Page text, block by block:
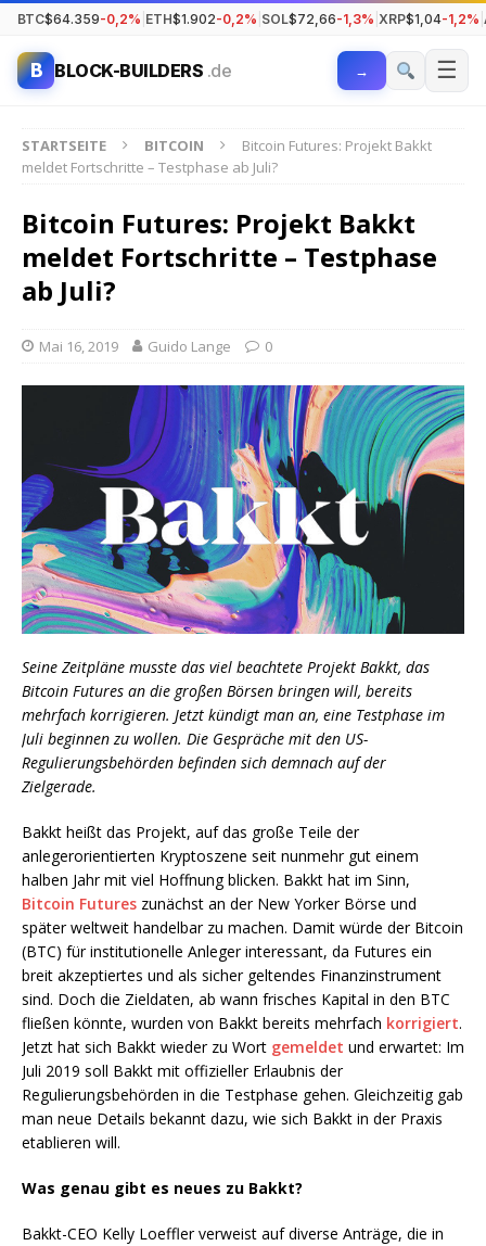
BTC$64.359-0,2% ETH$1.902-0,2% SOL$72,66-1,3% XRP$1,04-1,2%
B BLOCK-BUILDERS .de → ☰
STARTSEITE BITCOIN
Bitcoin Futures: Projekt Bakkt
meldet Fortschritte – Testphase ab Juli?
Bitcoin Futures: Projekt Bakkt
meldet Fortschritte – Testphase
ab Juli?
Mai 16, 2019 Guido Lange 0
Seine Zeitpläne musste das viel beachtete Projekt Bakkt, das
Bitcoin Futures an die großen Börsen bringen will, bereits
mehrfach korrigieren. Jetzt kündigt man an, eine Testphase im
Juli beginnen zu wollen. Die Gespräche mit den US-
Regulierungsbehörden befinden sich demnach auf der
Zielgerade.
Bakkt heißt das Projekt, auf das große Teile der
anlegerorientierten Kryptoszene seit nunmehr gut einem
halben Jahr mit viel Hoffnung blicken. Bakkt hat im Sinn,
Bitcoin Futures zunächst an der New Yorker Börse und
später weltweit handelbar zu machen. Damit würde der Bitcoin
(BTC) für institutionelle Anleger interessant, da Futures ein
breit akzeptiertes und als sicher geltendes Finanzinstrument
sind. Doch die Zieldaten, ab wann frisches Kapital in den BTC
fließen könnte, wurden von Bakkt bereits mehrfach korrigiert.
Jetzt hat sich Bakkt wieder zu Wort gemeldet und erwartet: Im
Juli 2019 soll Bakkt mit offizieller Erlaubnis der
Regulierungsbehörden in die Testphase gehen. Gleichzeitig gab
man neue Details bekannt dazu, wie sich Bakkt in der Praxis
etablieren will.
Was genau gibt es neues zu Bakkt?
Bakkt-CEO Kelly Loeffler verweist auf diverse Anträge, die in